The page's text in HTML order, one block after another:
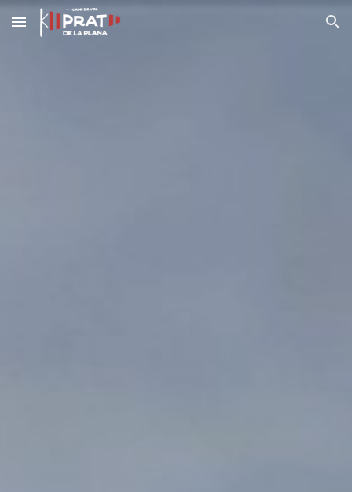
Skip to main content Skip to navigation